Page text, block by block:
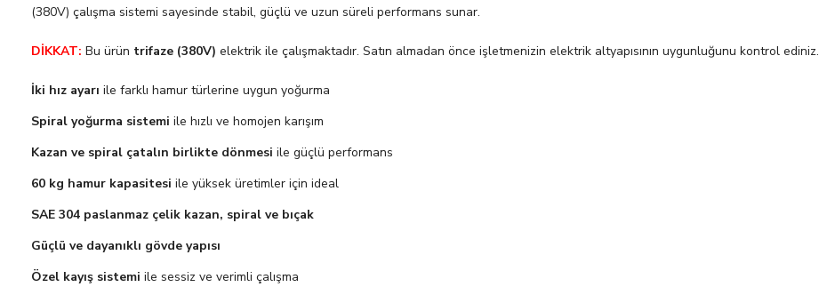
(380V) çalışma sistemi sayesinde stabil, güçlü ve uzun süreli performans sunar.
DİKKAT: Bu ürün trifaze (380V) elektrik ile çalışmaktadır. Satın almadan önce işletmenizin elektrik altyapısının uygunluğunu kontrol ediniz.
İki hız ayarı ile farklı hamur türlerine uygun yoğurma
Spiral yoğurma sistemi ile hızlı ve homojen karışım
Kazan ve spiral çatalın birlikte dönmesi ile güçlü performans
60 kg hamur kapasitesi ile yüksek üretimler için ideal
SAE 304 paslanmaz çelik kazan, spiral ve bıçak
Güçlü ve dayanıklı gövde yapısı
Özel kayış sistemi ile sessiz ve verimli çalışma